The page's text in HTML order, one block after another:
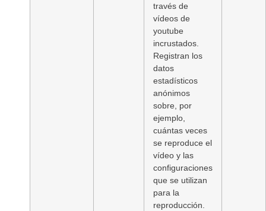
través de
vídeos de
youtube
incrustados.
Registran los
datos
estadísticos
anónimos
sobre, por
ejemplo,
cuántas veces
se reproduce el
vídeo y las
configuraciones
que se utilizan
para la
reproducción.